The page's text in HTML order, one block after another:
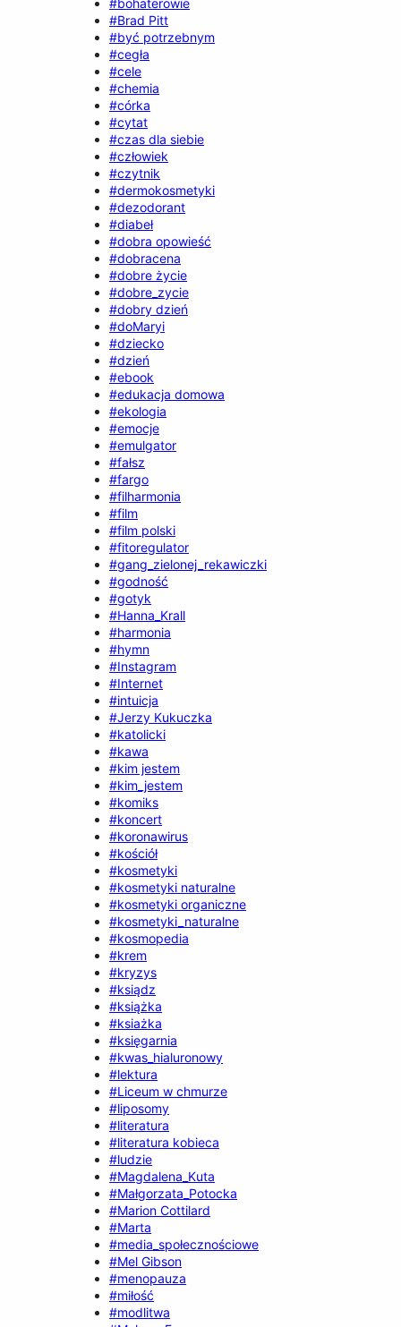
#Brad Pitt
#być potrzebnym
#cegła
#cele
#chemia
#córka
#cytat
#czas dla siebie
#człowiek
#czytnik
#dermokosmetyki
#dezodorant
#diabeł
#dobra opowieść
#dobracena
#dobre życie
#dobre_zycie
#dobry dzień
#doMaryi
#dziecko
#dzień
#ebook
#edukacja domowa
#ekologia
#emocje
#emulgator
#fałsz
#fargo
#filharmonia
#film
#film polski
#fitoregulator
#gang_zielonej_rekawiczki
#godność
#gotyk
#Hanna_Krall
#harmonia
#hymn
#Instagram
#Internet
#intuicja
#Jerzy Kukuczka
#katolicki
#kawa
#kim jestem
#kim_jestem
#komiks
#koncert
#koronawirus
#kościół
#kosmetyki
#kosmetyki naturalne
#kosmetyki organiczne
#kosmetyki_naturalne
#kosmopedia
#krem
#kryzys
#ksiądz
#książka
#ksiażka
#księgarnia
#kwas_hialuronowy
#lektura
#Liceum w chmurze
#liposomy
#literatura
#literatura kobieca
#ludzie
#Magdalena_Kuta
#Małgorzata_Potocka
#Marion Cottilard
#Marta
#media_społecznościowe
#Mel Gibson
#menopauza
#miłość
#modlitwa